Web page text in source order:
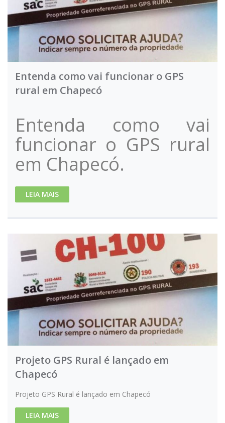
Entenda como vai funcionar o GPS
rural em Chapecó
Entenda como vai
funcionar o GPS rural
em Chapecó.
LEIA MAIS
Projeto GPS Rural é lançado em
Chapecó
Projeto GPS Rural é lançado em Chapecó
LEIA MAIS